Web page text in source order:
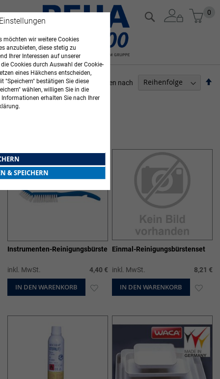
Zum
Inhalt
0
Suche
Sortieren nach
Instrumenten-Reinigungsbürste
inkl. MwSt. 4,40 €
IN DEN WARENKORB ZUR
Einmal-Reinigungsbürstenset
inkl. MwSt. 8,21 €
IN DEN WARENKORB ZUR
ARZTBEDARF
möchten wir weitere Cookies
anzubieten, diese stetig zu
Ihrer Interessen auf unserer
Cookies durch Auswahl der Cookie-
eines Häkchens entscheiden,
"Speichern" bestätigen Sie diese
wählen, willigen Sie in die
erhalten Sie nach Ihrer
& SPEICHERN